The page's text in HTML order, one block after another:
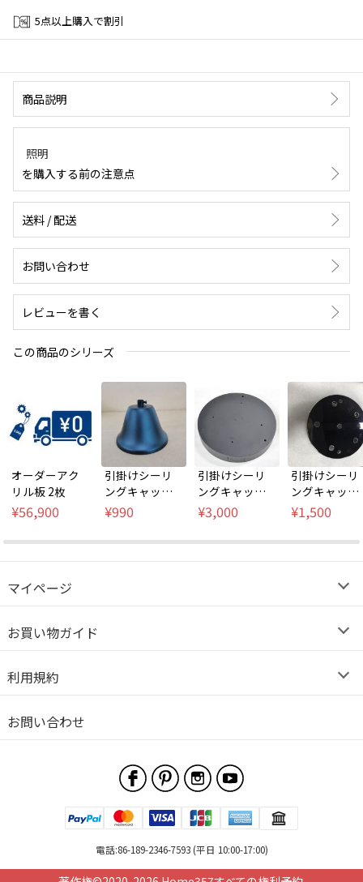
5点以上購入で割引
商品説明
照明
を購入する前の注意点
送料 / 配送
お問い合わせ
レビューを書く
この商品のシリーズ
オーダーアク
リル板 2枚
¥56,900
引掛けシーリ
ングキャップ
フランジ 黒色
¥990
引掛けシーリ
ングキャップ
フランジ 黒色
φ40cm 3穴
¥3,000
引掛けシーリ
ングキャップ
フランジ クロ
ム色 φ15cm
¥1,500
マイページ
お買い物ガイド
利用規約
お問い合わせ
電話:86-189-2346-7593 (平日 10:00-17:00)